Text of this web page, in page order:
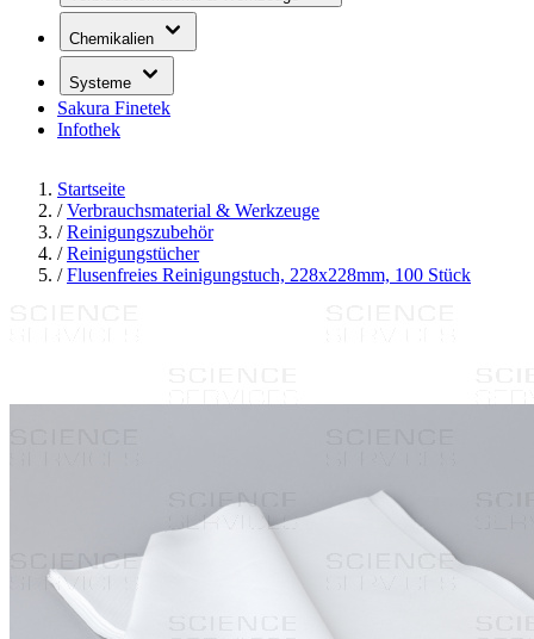
Chemikalien
Systeme
Sakura Finetek
Infothek
Startseite
/ Verbrauchsmaterial & Werkzeuge
/ Reinigungszubehör
/ Reinigungstücher
/ Flusenfreies Reinigungstuch, 228x228mm, 100 Stück